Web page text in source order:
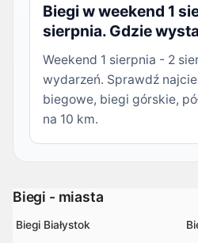
Biegi w weekend 1
sierpnia. Gdzie
Weekend 1 sierpnia - 2
wydarzeń. Sprawdź
biegowe, biegi górskie,
na 10 km.
Biegi - miasta
Biegi Białystok